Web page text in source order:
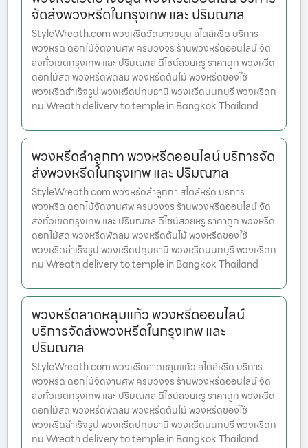
จัดส่งพวงหรีดในกรุงเทพ และ ปริมณฑล
StyleWreath.com พวงหรีดวัดบางขนุน สไตล์หรีด บริการ
พวงหรีด ดอกไม้จัดงานศพ ครบวงจร ร้านพวงหรีดออนไลน์ จัด
ส่งทั่วเขตกรุงเทพ และ ปริมณฑล ดีไซน์สวยหรู ราคาถูก พวงหรีด
ดอกไม้สด พวงหรีดพัดลม พวงหรีดต้นไม้ พวงหรีดของใช้
พวงหรีดสำเร็จรูป พวงหรีดปทุมธานี พวงหรีดนนทบุรี พวงหรีดก
ทม Wreath delivery to temple in Bangkok Thailand
พวงหรีดลำลูกกา พวงหรีดออนไลน์ บริการจัด
ส่งพวงหรีดในกรุงเทพ และ ปริมณฑล
StyleWreath.com พวงหรีดลำลูกกา สไตล์หรีด บริการ
พวงหรีด ดอกไม้จัดงานศพ ครบวงจร ร้านพวงหรีดออนไลน์ จัด
ส่งทั่วเขตกรุงเทพ และ ปริมณฑล ดีไซน์สวยหรู ราคาถูก พวงหรีด
ดอกไม้สด พวงหรีดพัดลม พวงหรีดต้นไม้ พวงหรีดของใช้
พวงหรีดสำเร็จรูป พวงหรีดปทุมธานี พวงหรีดนนทบุรี พวงหรีดก
ทม Wreath delivery to temple in Bangkok Thailand
พวงหรีดลาดหลุมแก้ว พวงหรีดออนไลน์
บริการจัดส่งพวงหรีดในกรุงเทพ และ
ปริมณฑล
StyleWreath.com พวงหรีดลาดหลุมแก้ว สไตล์หรีด บริการ
พวงหรีด ดอกไม้จัดงานศพ ครบวงจร ร้านพวงหรีดออนไลน์ จัด
ส่งทั่วเขตกรุงเทพ และ ปริมณฑล ดีไซน์สวยหรู ราคาถูก พวงหรีด
ดอกไม้สด พวงหรีดพัดลม พวงหรีดต้นไม้ พวงหรีดของใช้
พวงหรีดสำเร็จรูป พวงหรีดปทุมธานี พวงหรีดนนทบุรี พวงหรีดก
ทม Wreath delivery to temple in Bangkok Thailand